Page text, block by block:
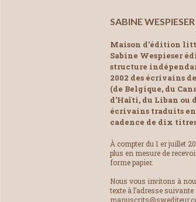
SABINE
Maison d’édition
Sabine Wespieser
structure
2002 des écrivains
(de Belgique, du
d’Haïti, du Liban ou
écrivains traduits
cadence de dix
À compter du 1 er juillet
plus en mesure de
forme papier.
Nous vous invitons à
texte à l’adresse suivante :